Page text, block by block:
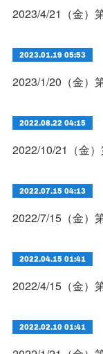
2023/4/21（金）
2023.01.19 05:53
2023/1/20（金）
2022.08.22 04:15
2022/10/21（金）
2022.07.15 04:13
2022/7/15（金）
2022.04.15 01:41
2022/4/15（金）
2022.02.10 01:41